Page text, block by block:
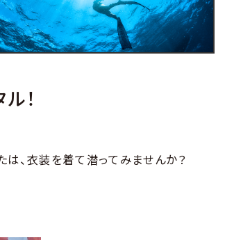
！
、衣装を着て潜ってみませんか？